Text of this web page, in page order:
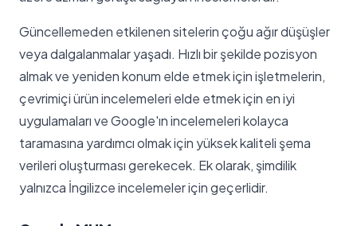
Güncellemeden etkilenen sitelerin çoğu ağır düşüşler
veya dalgalanmalar yaşadı. Hızlı bir şekilde pozisyon
almak ve yeniden konum elde etmek için işletmelerin,
çevrimiçi ürün incelemeleri elde etmek için en iyi
uygulamaları ve Google'ın incelemeleri kolayca
taramasına yardımcı olmak için yüksek kaliteli şema
verileri oluşturması gerekecek. Ek olarak, şimdilik
yalnızca İngilizce incelemeler için geçerlidir.